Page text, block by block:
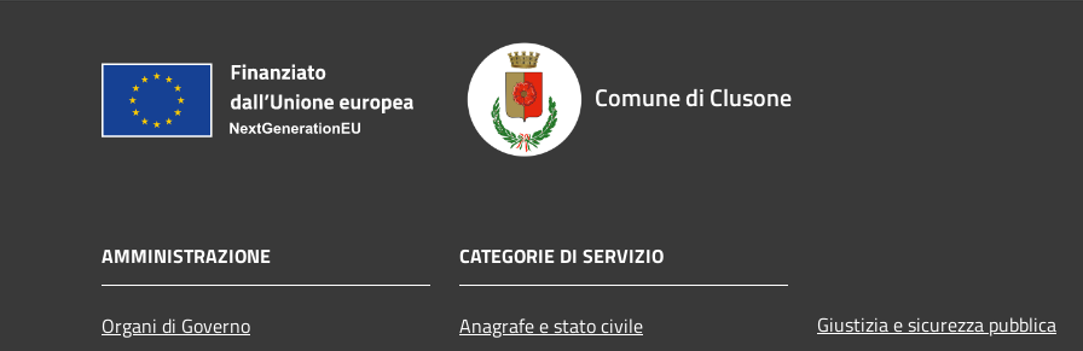
Comune di Clusone
AMMINISTRAZIONE
Organi di Governo
CATEGORIE DI SERVIZIO
Anagrafe e stato civile
Giustizia e sicurezza pubblica